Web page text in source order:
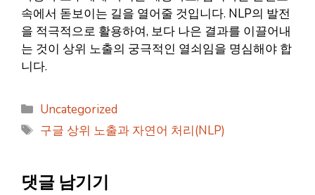
속에서 돋보이는 길을 열어줄 것입니다. NLP의 발전
을 적극적으로 활용하여, 보다 나은 결과를 이끌어내
는 것이 상위 노출의 궁극적인 열쇠임을 명심해야 합
니다.
카
테
Uncategorized
태
구글 상위 노출과 자연어 처리(NLP)
댓글 남기기